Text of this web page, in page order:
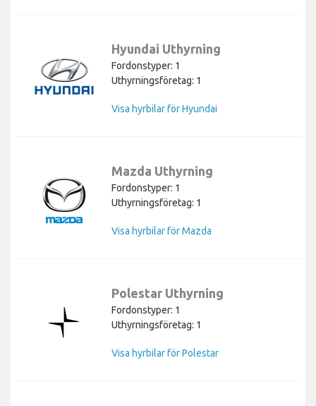
Hyundai Uthyrning
Fordonstyper: 1
Uthyrningsföretag: 1
Visa hyrbilar för Hyundai
Mazda Uthyrning
Fordonstyper: 1
Uthyrningsföretag: 1
Visa hyrbilar för Mazda
Polestar Uthyrning
Fordonstyper: 1
Uthyrningsföretag: 1
Visa hyrbilar för Polestar